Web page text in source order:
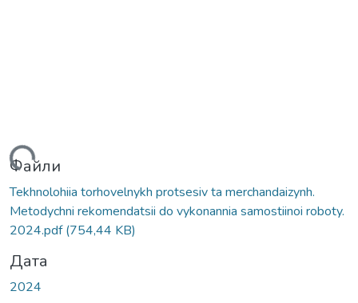
Файли
Tekhnolohiia torhovelnykh protsesiv ta merchandaizynh.
Metodychni rekomendatsii do vykonannia samostiinoi roboty.
2024.pdf(754,44 KB)
Дата
2024